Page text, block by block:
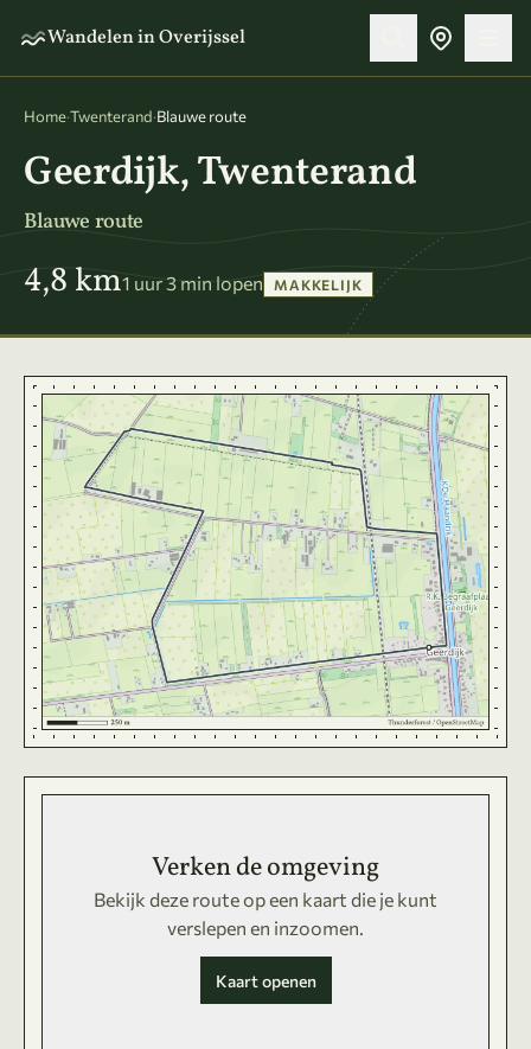
Wandelen in Overijssel
Home·Twenterand·Blauwe route
Geerdijk, Twenterand
Blauwe route
4,8 km1 uur 3 min lopen MAKKELIJK
Kaart
Verken de omgeving
Bekijk deze route op een kaart die je kunt
verslepen en inzoomen.
Kaart openen